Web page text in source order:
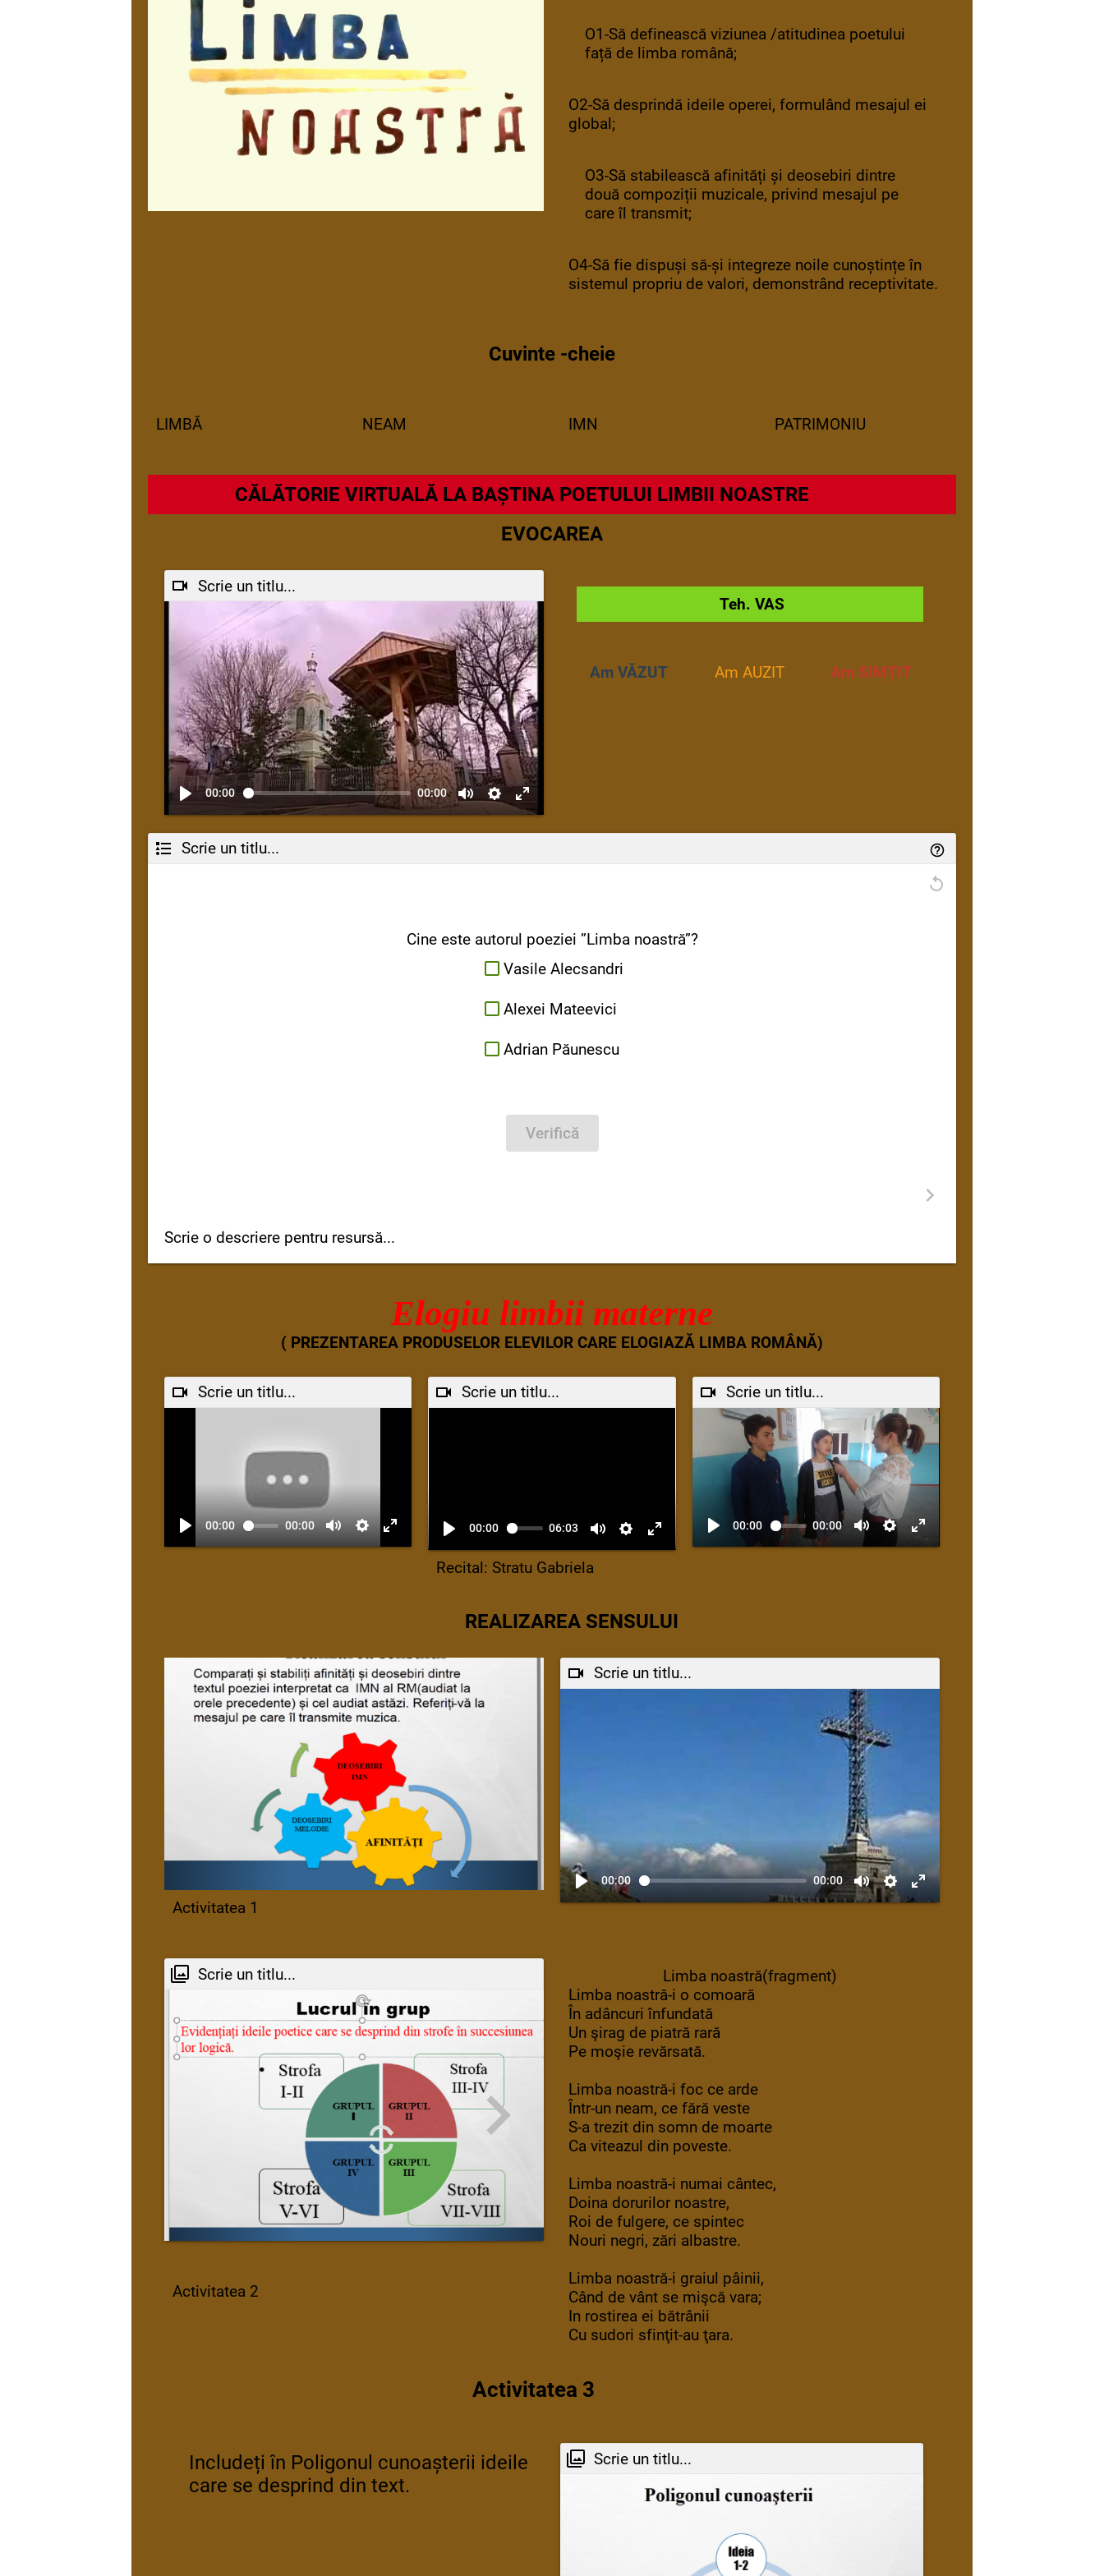
O1-Să definească viziunea /atitudinea poetului
față de limba română;
O2-Să desprindă ideile operei, formulând mesajul ei
global;
O3-Să stabilească afinități și deosebiri dintre
două compoziții muzicale, privind mesajul pe
care îl transmit;
O4-Să fie dispuși să-și integreze noile cunoștințe în
sistemul propriu de valori, demonstrând receptivitate.
Cuvinte -cheie
LIMBĂ NEAM IMN PATRIMONIU
CĂLĂTORIE VIRTUALĂ LA BAȘTINA POETULUI LIMBII NOASTRE
EVOCAREA
Scrie un titlu...
00:00 00:00
Teh. VAS
Am VĂZUT Am AUZIT Am SIMȚIT
Scrie un titlu...
Cine este autorul poeziei ”Limba noastră”?
Vasile Alecsandri
Alexei Mateevici
Adrian Păunescu
Verifică
Scrie o descriere pentru resursă...
Elogiu limbii materne
( PREZENTAREA PRODUSELOR ELEVILOR CARE ELOGIAZĂ LIMBA ROMÂNĂ)
Scrie un titlu...
00:00 00:00
Scrie un titlu...
00:00 06:03
Recital: Stratu Gabriela
Scrie un titlu...
00:00 00:00
REALIZAREA SENSULUI
Activitatea 1
Scrie un titlu...
00:00 00:00
Scrie un titlu...
Activitatea 2
Limba noastră(fragment)
Limba noastră-i o comoară
În adâncuri înfundată
Un şirag de piatră rară
Pe moşie revărsată.
Limba noastră-i foc ce arde
Într-un neam, ce fără veste
S-a trezit din somn de moarte
Ca viteazul din poveste.
Limba noastră-i numai cântec,
Doina dorurilor noastre,
Roi de fulgere, ce spintec
Nouri negri, zări albastre.
Limba noastră-i graiul pâinii,
Când de vânt se mişcă vara;
In rostirea ei bătrânii
Cu sudori sfinţit-au ţara.
Activitatea 3
Includeți în Poligonul cunoașterii ideile
care se desprind din text.
Scrie un titlu...